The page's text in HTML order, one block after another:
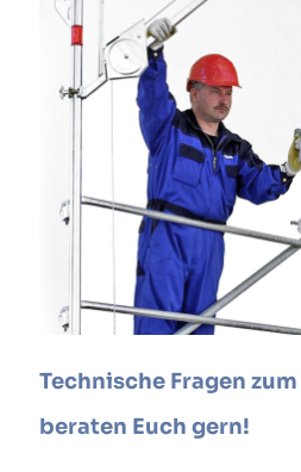
Technische Fragen
beraten Euch gern!